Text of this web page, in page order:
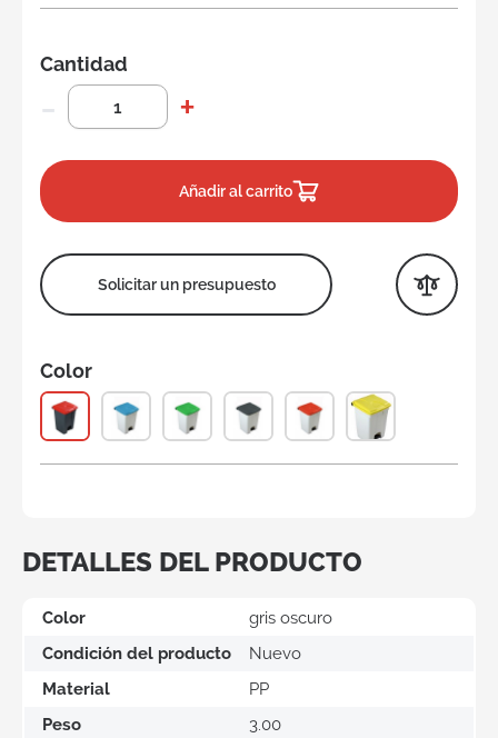
DETALLES DEL PRODUCTO
Color
gris oscuro
Condición del producto
Nuevo
Material
PP
Peso
3.00
Cantidad
Añadir al carrito
Solicitar un presupuesto
Color